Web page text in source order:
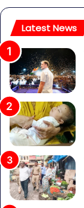
Latest News